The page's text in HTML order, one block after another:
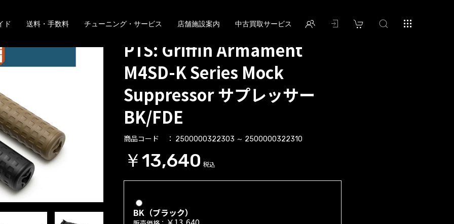
ド 送料・手数料 チューニング・サービス 店舗施設案内 中古買取サービス
PTS: Griffin Armament
M4SD-K Series Mock
Suppressor サプレッサー
BK/FDE
商品コード 2500000322303 ～ 2500000322310
￥13,640 税込
BK（ブラック）